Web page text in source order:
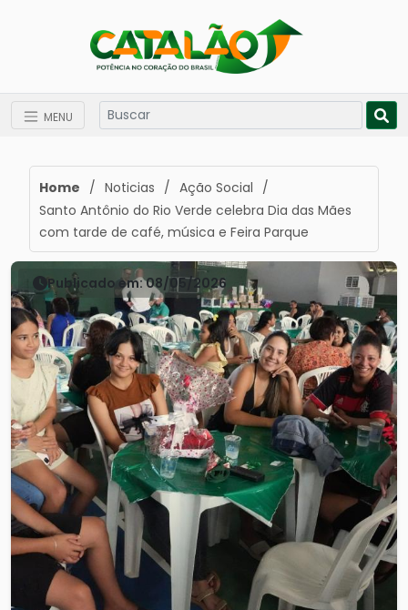
MENU
Home / Noticias / Ação Social /
Santo Antônio do Rio Verde celebra Dia das Mães
com tarde de café, música e Feira Parque
Publicado em: 08/05/2026